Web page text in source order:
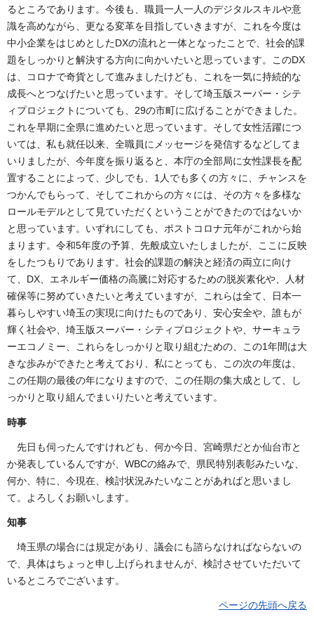
るところであります。今後も、職員一人一人のデジタルスキルや意
識を高めながら、更なる変革を目指していきますが、これを今度は
中小企業をはじめとしたDXの流れと一体となったことで、社会的課
題をしっかりと解決する方向に向かいたいと思っています。このDX
は、コロナで奇貨として進みましたけども、これを一気に持続的な
成長へとつなげたいと思っています。そして埼玉版スーパー・シテ
ィプロジェクトについても、29の市町に広げることができました。
これを早期に全県に進めたいと思っています。そして女性活躍につ
いては、私も就任以来、全職員にメッセージを発信するなどしてま
いりましたが、今年度を振り返ると、本庁の全部局に女性課長を配
置することによって、少しでも、1人でも多くの方々に、チャンスを
つかんでもらって、そしてこれからの方々には、その方々を多様な
ロールモデルとして見ていただくということができたのではないか
と思っています。いずれにしても、ポストコロナ元年がこれから始
まります。令和5年度の予算、先般成立いたしましたが、ここに反映
をしたつもりであります。社会的課題の解決と経済の両立に向け
て、DX、エネルギー価格の高騰に対応するための脱炭素化や、人材
確保等に努めていきたいと考えていますが、これらは全て、日本一
暮らしやすい埼玉の実現に向けたものであり、安心安全や、誰もが
輝く社会や、埼玉版スーパー・シティプロジェクトや、サーキュラ
ーエコノミー、これらをしっかりと取り組むための、この1年間は大
きな歩みができたと考えており、私にとっても、この次の年度は、
この任期の最後の年になりますので、この任期の集大成として、し
っかりと取り組んでまいりたいと考えています。
時事
先日も伺ったんですけれども、何か今日、宮崎県だとか仙台市と
か発表しているんですが、WBCの絡みで、県民特別表彰みたいな、
何か、特に、今現在、検討状況みたいなことがあればと思いまし
て。よろしくお願いします。
知事
埼玉県の場合には規定があり、議会にも諮らなければならないの
で、具体はちょっと申し上げられませんが、検討させていただいて
いるところでございます。
ページの先頭へ戻る